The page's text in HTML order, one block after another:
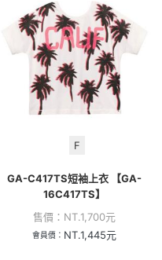
F
GA-C417TS短袖上衣 【GA-
16C417TS】
售價： NT.1,700元
會員價： NT.1,445元